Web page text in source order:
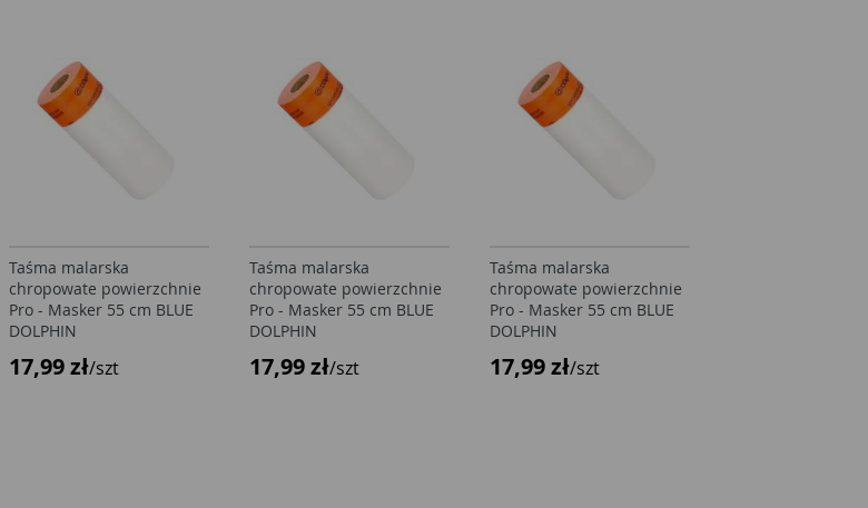
Taśma malarska
chropowate powierzchnie
Pro - Masker 55 cm BLUE
DOLPHIN
17,99 zł/szt
Taśma malarska
chropowate powierzchnie
Pro - Masker 55 cm BLUE
DOLPHIN
17,99 zł/szt
Taśma malarska
chropowate powierzchnie
Pro - Masker 55 cm BLUE
DOLPHIN
17,99 zł/szt